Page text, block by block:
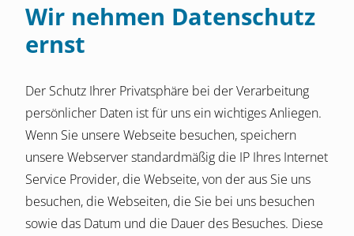
Wir nehmen Datenschutz
ernst
Der Schutz Ihrer Privatsphäre bei der Verarbeitung
persönlicher Daten ist für uns ein wichtiges Anliegen.
Wenn Sie unsere Webseite besuchen, speichern
unsere Webserver standardmäßig die IP Ihres Internet
Service Provider, die Webseite, von der aus Sie uns
besuchen, die Webseiten, die Sie bei uns besuchen
sowie das Datum und die Dauer des Besuches. Diese